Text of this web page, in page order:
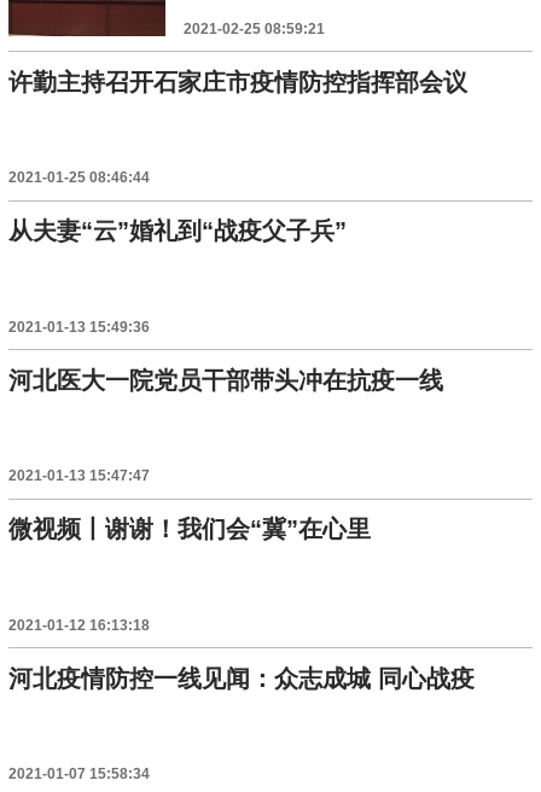
2021-02-25 08:59:21
许勤主持召开石家庄市疫情防控指挥部会议
2021-01-25 08:46:44
从夫妻“云”婚礼到“战疫父子兵”
2021-01-13 15:49:36
河北医大一院党员干部带头冲在抗疫一线
2021-01-13 15:47:47
微视频丨谢谢！我们会“冀”在心里
2021-01-12 16:13:18
河北疫情防控一线见闻：众志成城 同心战疫
2021-01-07 15:58:34